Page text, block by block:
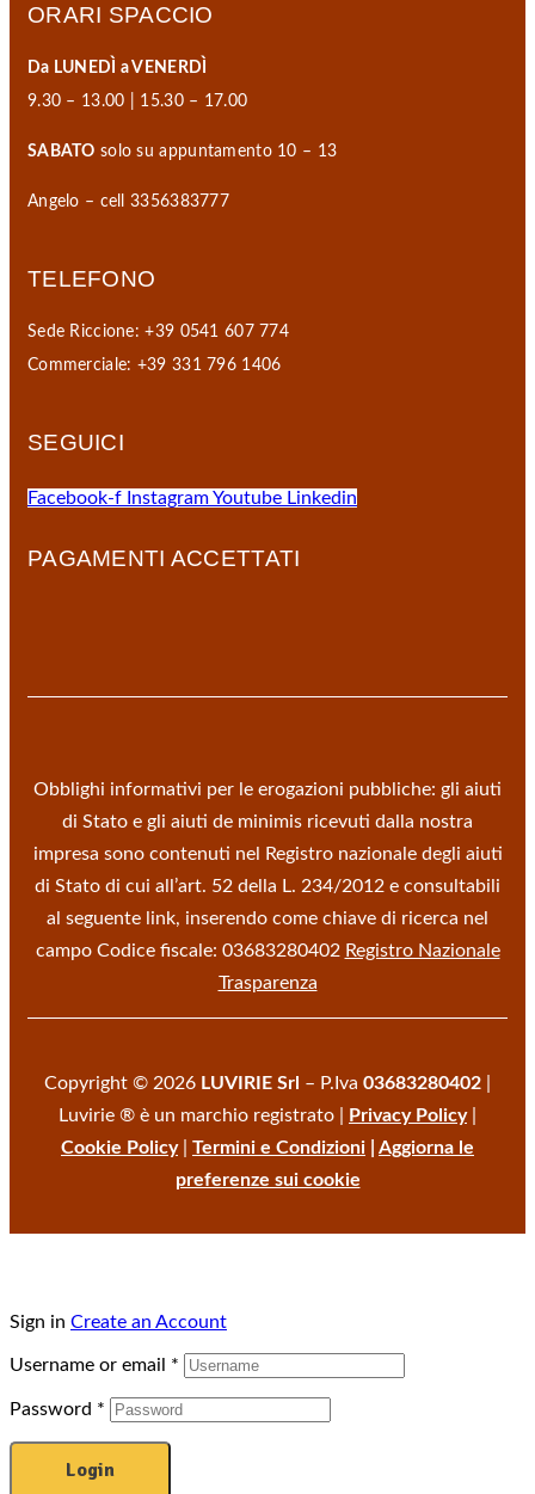
ORARI SPACCIO
Da LUNEDÌ a VENERDÌ
9.30 – 13.00 | 15.30 – 17.00
SABATO solo su appuntamento 10 – 13
Angelo – cell 3356383777
TELEFONO
Sede Riccione: +39 0541 607 774
Commerciale: +39 331 796 1406
SEGUICI
Facebook-f InstagramYoutube Linkedin
PAGAMENTI ACCETTATI
Obblighi informativi per le erogazioni pubbliche: gli aiuti
di Stato e gli aiuti de minimis ricevuti dalla nostra
impresa sono contenuti nel Registro nazionale degli aiuti
di Stato di cui all’art. 52 della L. 234/2012 e consultabili
al seguente link, inserendo come chiave di ricerca nel
campo Codice fiscale: 03683280402 Registro Nazionale
Trasparenza
Copyright © 2026 LUVIRIE Srl – P.Iva 03683280402
Luvirie ® è un marchio registrato |
Privacy Policy|
Cookie Policy| Termini e Condizioni
Aggiorna le
preferenze sui cookie
Sign in Create an Account
Username or email *
Password *
Login